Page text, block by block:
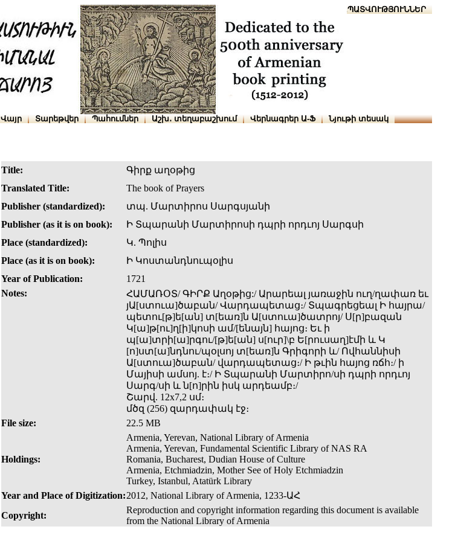
ՆԱԽԱՊԱՏՎՈՒԹՅՈՒՆՆԵՐ
Վայր Տարեթվեր Պահումներ Աշխ․ տեղաբաշխում Վերնագրեր Ա-Ֆ Նյութի տեսակ
Title:
Գիրք աղօթից
Translated Title:
The book of Prayers
Publisher (standardized):
տպ. Մարտիրոս Սարգսյանի
Publisher (as it is on book):
Ի Տպարանի Մարտիրոսի դպրի որդւոյ Սարգսի
Place (standardized):
Կ. Պոլիս
Place (as it is on book):
Ի Կոստանդնուպօլիս
Year of Publication:
1721
Notes:
ՀԱՄԱՌՕՏ/ ԳԻՐՔ Աղօթից:/ Արարեալ յառաջին ուղ/ղափառ եւ
յԱ[ստուա]ծաբան/ Վարդապետաց։/ Տպագրեցեալ Ի հայրա/
պետու[թ]ե[ան] տ[եառ]ն Ա[ստուա]ծատրոյ/ Ս[ր]բազան
Կ[ա]թ[ու]ղ[ի]կոսի ամ/[ենայն] հայոց։ Եւ ի
պ[ա]տրի[ա]րգու/[թ]ե[ան] ս[ուր]\բ Ե[րուսաղ]էմի և Կ
[ո]ստ[ա]նդնու/պօլսոյ տ[եառ]ն Գրիգորի և/ Ովհաննիսի
Ա[ստուա]ծաբան/ վարդապետաց։/ Ի թւին հայոց ռճհ։/ ի
Մայիսի ամսոյ. է։/ Ի Տպարանի Մարտիրո/սի դպրի որդւոյ
Սարգ/սի և ն[ո]րին իսկ արդեամբ։/
Շարվ. 12x7,2 սմ։
մծզ (256) զարդափակ էջ։
File size:
22.5 MB
Holdings:
Armenia, Yerevan, National Library of Armenia
Armenia, Yerevan, Fundamental Scientific Library of NAS RA
Romania, Bucharest, Dudian House of Culture
Armenia, Etchmiadzin, Mother See of Holy Etchmiadzin
Turkey, Istanbul, Atatürk Library
Year and Place of Digitization:2012, National Library of Armenia, 1233-ԱՀ
Copyright:
Reproduction and copyright information regarding this document is available
from the National Library of Armenia